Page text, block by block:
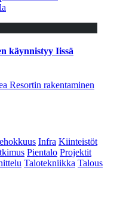
käynnistyy Iissä
Resortin rakentaminen
Infra Kiinteistöt
Pientalo Projektit
Talotekniikka Talous